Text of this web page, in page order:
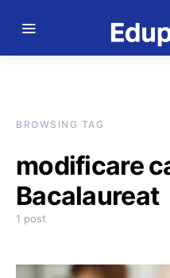
BROWSING TAG
modificare
Bacalaureat
1 post